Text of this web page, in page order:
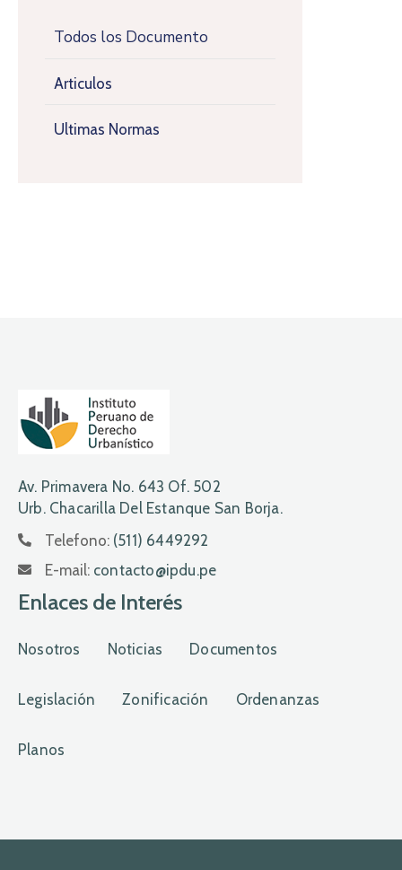
Todos los Documento
Articulos
Ultimas Normas
Av. Primavera No. 643 Of. 502
Urb. Chacarilla Del Estanque San Borja.
Telefono: (511) 6449292
E-mail: contacto@ipdu.pe
Enlaces de Interés
Nosotros Noticias Documentos
Legislación Zonificación Ordenanzas
Planos